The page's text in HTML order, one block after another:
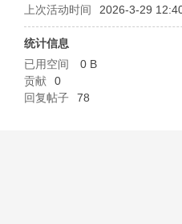
上次活动时间
2026-3-29
统计信息
已用空间
0 B
贡献
0
回复帖子
78